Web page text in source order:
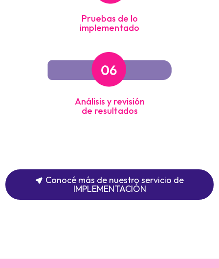
Pruebas de lo
implementado
Análisis y revisión
de resultados
Conocé más de nuestro servicio de
IMPLEMENTACIÓN